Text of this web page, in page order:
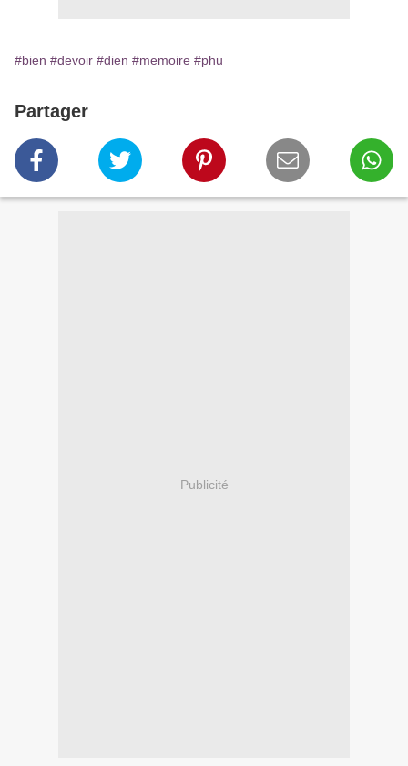
#bien #devoir #dien #memoire #phu
Partager
Publicité